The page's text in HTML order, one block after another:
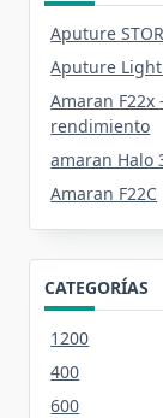
Aputure
Aputure
Amaran F22x
rendimiento
amaran Halo
Amaran F22C
CATEGORÍAS
1200
400
600